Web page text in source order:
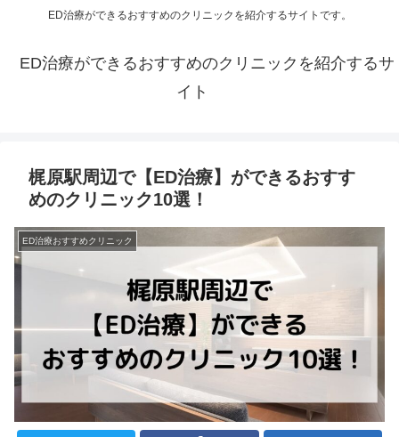
ED治療ができるおすすめのクリニックを紹介するサイトです。
ED治療ができるおすすめのクリニックを紹介するサ
イト
梶原駅周辺で【ED治療】ができるおすす
めのクリニック10選！
ED治療おすすめクリニック